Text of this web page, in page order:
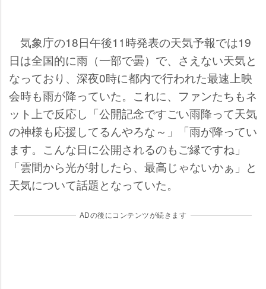
気象庁の18日午後11時発表の天気予報では19
日は全国的に雨（一部で曇）で、さえない天気と
なっており、深夜0時に都内で行われた最速上映
会時も雨が降っていた。これに、ファンたちもネ
ット上で反応し「公開記念ですごい雨降って天気
の神様も応援してるんやろな～」「雨が降ってい
ます。こんな日に公開されるのもご縁ですね」
「雲間から光が射したら、最高じゃないかぁ」と
天気について話題となっていた。
ADの後にコンテンツが続きます